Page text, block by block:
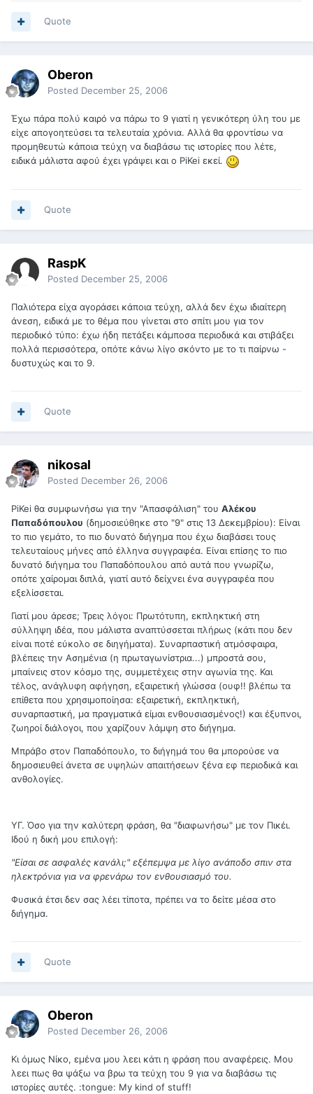
Quote
Oberon
Posted December 25, 2006
Έχω πάρα πολύ καιρό να πάρω το 9 γιατί η γενικότερη ύλη του με
είχε απογοητεύσει τα τελευταία χρόνια. Αλλά θα φροντίσω να
προμηθευτώ κάποια τεύχη να διαβάσω τις ιστορίες που λέτε,
ειδικά μάλιστα αφού έχει γράψει και o PiKei εκεί.
Quote
RaspK
Posted December 25, 2006
Παλιότερα είχα αγοράσει κάποια τεύχη, αλλά δεν έχω ιδιαίτερη
άνεση, ειδικά με το θέμα που γίνεται στο σπίτι μου για τον
περιοδικό τύπο: έχω ήδη πετάξει κάμποσα περιοδικά και στιβάξει
πολλά περισσότερα, οπότε κάνω λίγο σκόντο με το τι παίρνω -
δυστυχώς και το 9.
Quote
nikosal
Posted December 26, 2006
PiKei θα συμφωνήσω για την "Απασφάλιση" του Αλέκου
Παπαδόπουλου (δημοσιεύθηκε στο "9" στις 13 Δεκεμβρίου): Είναι
το πιο γεμάτο, το πιο δυνατό διήγημα που έχω διαβάσει τους
τελευταίους μήνες από έλληνα συγγραφέα. Είναι επίσης το πιο
δυνατό διήγημα του Παπαδόπουλου από αυτά που γνωρίζω,
οπότε χαίρομαι διπλά, γιατί αυτό δείχνει ένα συγγραφέα που
εξελίσσεται.
Γιατί μου άρεσε; Τρεις λόγοι: Πρωτότυπη, εκπληκτική στη
σύλληψη ιδέα, που μάλιστα αναπτύσσεται πλήρως (κάτι που δεν
είναι ποτέ εύκολο σε διηγήματα). Συναρπαστική ατμόσφαιρα,
βλέπεις την Ασημένια (η πρωταγωνίστρια...) μπροστά σου,
μπαίνεις στον κόσμο της, συμμετέχεις στην αγωνία της. Και
τέλος, ανάγλυφη αφήγηση, εξαιρετική γλώσσα (ουφ!! βλέπω τα
επίθετα που χρησιμοποίησα: εξαιρετική, εκπληκτική,
συναρπαστική, μα πραγματικά είμαι ενθουσιασμένος!) και έξυπνοι,
ζωηροί διάλογοι, που χαρίζουν λάμψη στο διήγημα.
Μπράβο στον Παπαδόπουλο, το διήγημά του θα μπορούσε να
δημοσιευθεί άνετα σε υψηλών απαιτήσεων ξένα εφ περιοδικά και
ανθολογίες.
ΥΓ. Όσο για την καλύτερη φράση, θα "διαφωνήσω" με τον Πικέι.
Ιδού η δική μου επιλογή:
"Είσαι σε ασφαλές κανάλι;" εξέπεμψα με λίγο ανάποδο σπιν στα
ηλεκτρόνια για να φρενάρω τον ενθουσιασμό του.
Φυσικά έτσι δεν σας λέει τίποτα, πρέπει να το δείτε μέσα στο
διήγημα.
Quote
Oberon
Posted December 26, 2006
Kι όμως Νίκο, εμένα μου λεει κάτι η φράση που αναφέρεις. Μου
λεει πως θα ψάξω να βρω τα τεύχη του 9 για να διαβάσω τις
ιστορίες αυτές. :tongue: My kind of stuff!